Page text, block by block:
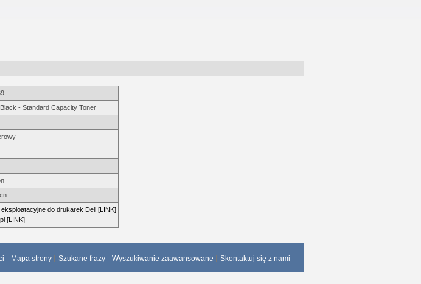
- Standard Capacity Toner
eksploatacyjne do drukarek Dell [LINK]
[LINK]
Mapa strony Szukane frazy Wyszukiwanie zaawansowane Skontaktuj się z nami